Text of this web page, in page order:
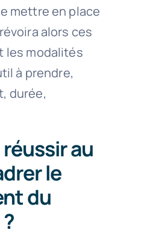
mettre en place
alors ces
les modalités
à prendre,
durée,
au
le
du